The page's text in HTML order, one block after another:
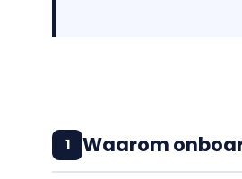
1 Waarom